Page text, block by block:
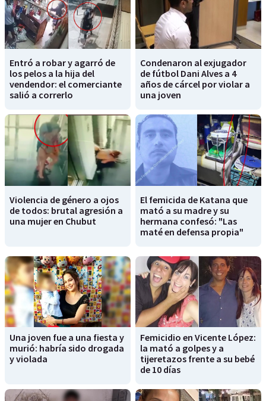
Entró a robar y agarró de
los pelos a la hija del
vendendor: el comerciante
salió a correrlo
Condenaron al exjugador
de fútbol Dani Alves a 4
años de cárcel por violar a
una joven
Violencia de género a ojos
de todos: brutal agresión a
una mujer en Chubut
El femicida de Katana que
mató a su madre y su
hermana confesó: "Las
maté en defensa propia"
Una joven fue a una fiesta y
murió: habría sido drogada
y violada
Femicidio en Vicente López:
la mató a golpes y a
tijeretazos frente a su bebé
de 10 días